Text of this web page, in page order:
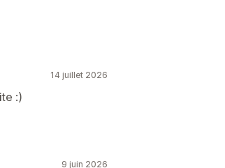
14 juillet 2026
:)
9 juin 2026